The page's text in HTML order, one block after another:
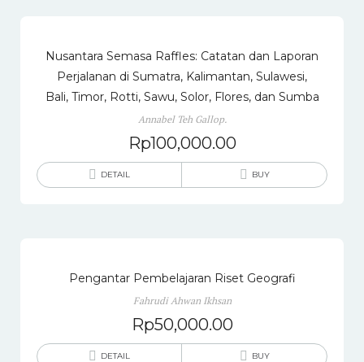
Nusantara Semasa Raffles: Catatan dan Laporan
Perjalanan di Sumatra, Kalimantan, Sulawesi,
Bali, Timor, Rotti, Sawu, Solor, Flores, dan Sumba
Annabel Teh Gallop.
Rp100,000.00
DETAIL BUY
Pengantar Pembelajaran Riset Geografi
Fahrudi Ahwan Ikhsan
Rp50,000.00
DETAIL BUY